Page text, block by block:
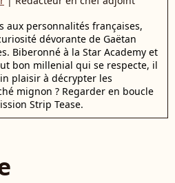
aux personnalités françaises,
dévorante de Gaëtan
Biberonné à la Star Academy et
bon millenial qui se respecte, il
plaisir à décrypter les
mignon ? Regarder en boucle
Strip Tease.